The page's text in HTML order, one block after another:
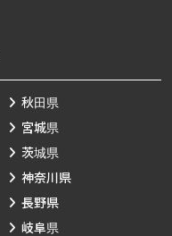
秋田県
宮城県
茨城県
神奈川県
長野県
岐阜県